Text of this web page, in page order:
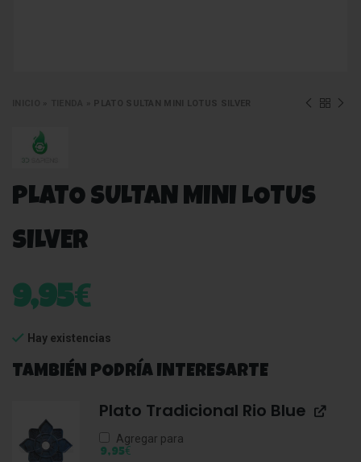
PLATO SULTAN MINI LOTUS SILVER
PLATO SULTAN MINI LOTUS
SILVER
9,95€
Hay existencias
TAMBIÉN PODRÍA INTERESARTE
Plato Tradicional Rio Blue
Agregar para
9,95€